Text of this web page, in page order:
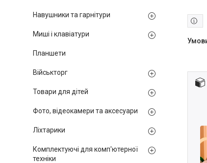
Навушники та гарнітури
Миші і клавіатури
Планшети
Військторг
Товари для дітей
Фото, відеокамери та аксесуари
Ліхтарики
Комплектуючі для комп'ютерної
техніки